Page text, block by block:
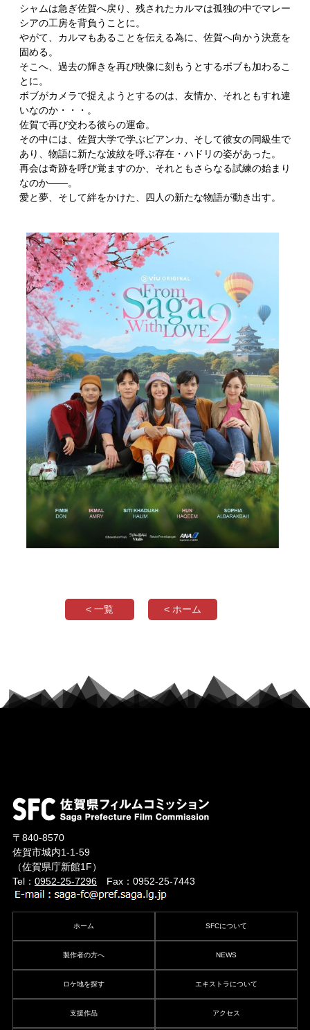
シャムは急ぎ佐賀へ戻り、残されたカルマは孤独の中でマレー
シアの工房を背負うことに。
やがて、カルマもあることを伝える為に、佐賀へ向かう決意を
固める。
そこへ、過去の輝きを再び映像に刻もうとするボブも加わるこ
とに。
ボブがカメラで捉えようとするのは、友情か、それともすれ違
いなのか・・・。
佐賀で再び交わる彼らの運命。
その中には、佐賀大学で学ぶビアンカ、そして彼女の同級生で
あり、物語に新たな波紋を呼ぶ存在・ハドリの姿があった。
再会は奇跡を呼び覚ますのか、それともさらなる試練の始まり
なのか――。
愛と夢、そして絆をかけた、四人の新たな物語が動き出す。
< 一覧 < ホーム
〒840-8570
佐賀市城内1-1-59
（佐賀県庁新館1F）
Tel： 0952-25-7296Fax：0952-25-7443
ホーム SFCについて
製作者の方へ NEWS
ロケ地を探す エキストラについて
支援作品 アクセス